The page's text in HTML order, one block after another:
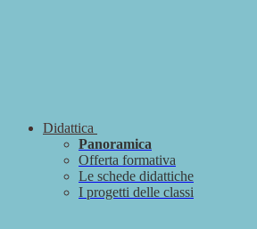
Didattica
Panoramica
Offerta formativa
Le schede didattiche
I progetti delle classi